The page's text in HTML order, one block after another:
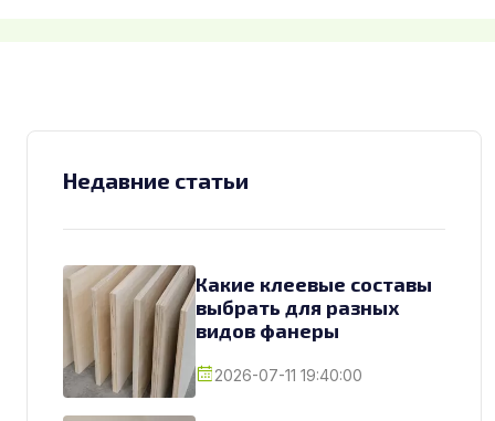
Недавние статьи
Какие клеевые составы
выбрать для разных
видов фанеры
2026-07-11 19:40:00